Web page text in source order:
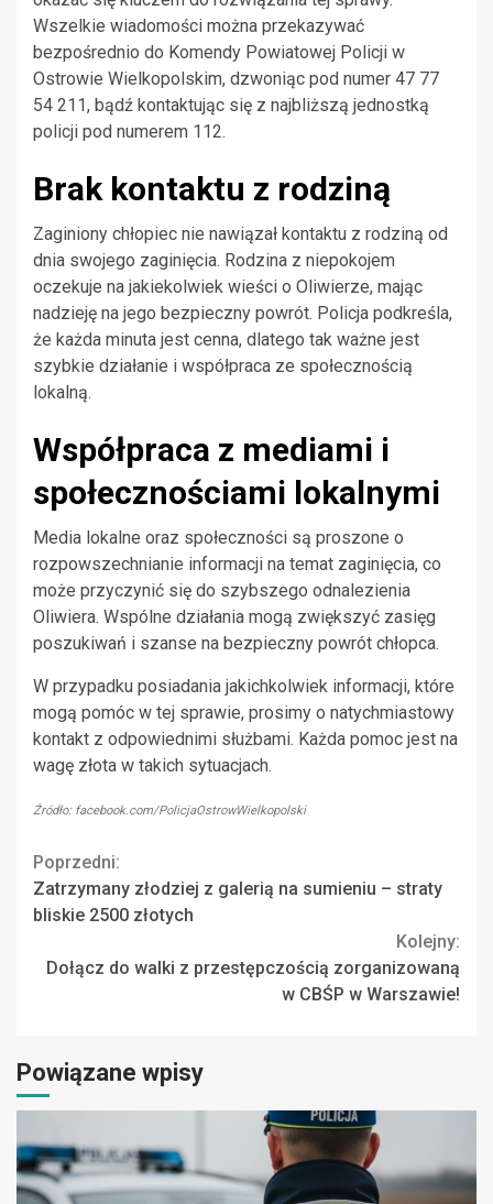
Wszelkie wiadomości można przekazywać
bezpośrednio do Komendy Powiatowej Policji w
Ostrowie Wielkopolskim, dzwoniąc pod numer 47 77
54 211, bądź kontaktując się z najbliższą jednostką
policji pod numerem 112.
Brak kontaktu z rodziną
Zaginiony chłopiec nie nawiązał kontaktu z rodziną od
dnia swojego zaginięcia. Rodzina z niepokojem
oczekuje na jakiekolwiek wieści o Oliwierze, mając
nadzieję na jego bezpieczny powrót. Policja podkreśla,
że każda minuta jest cenna, dlatego tak ważne jest
szybkie działanie i współpraca ze społecznością
lokalną.
Współpraca z mediami i
społecznościami lokalnymi
Media lokalne oraz społeczności są proszone o
rozpowszechnianie informacji na temat zaginięcia, co
może przyczynić się do szybszego odnalezienia
Oliwiera. Wspólne działania mogą zwiększyć zasięg
poszukiwań i szanse na bezpieczny powrót chłopca.
W przypadku posiadania jakichkolwiek informacji, które
mogą pomóc w tej sprawie, prosimy o natychmiastowy
kontakt z odpowiednimi służbami. Każda pomoc jest na
wagę złota w takich sytuacjach.
Źródło: facebook.com/PolicjaOstrowWielkopolski
Continue
Reading
Poprzedni:
Zatrzymany złodziej z galerią na sumieniu – straty
bliskie 2500 złotych
Kolejny:
Dołącz do walki z przestępczością zorganizowaną
w CBŚP w Warszawie!
Powiązane wpisy